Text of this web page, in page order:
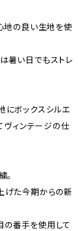
地の良い生地を使
暑い日でもストレ
にボックスシルエ
ヴィンテージの仕
。
げた今期からの新
番手を使用して